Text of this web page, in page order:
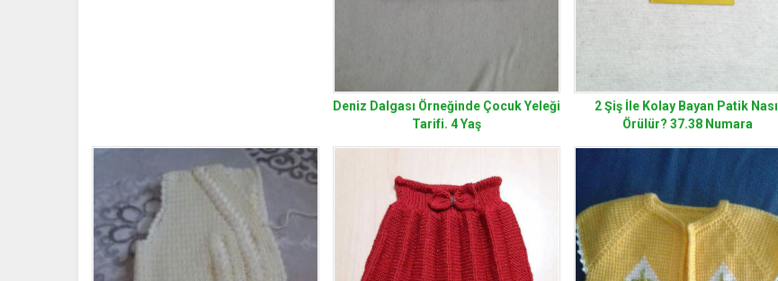
Deniz Dalgası Örneğinde Çocuk Yeleği
Tarifi. 4 Yaş
2 Şiş İle Kolay Bayan Patik Nasıl
Örülür? 37.38 Numara